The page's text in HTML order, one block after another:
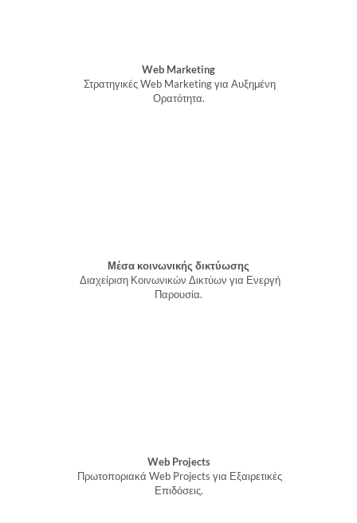
Web Marketing
Στρατηγικές Web Marketing για Αυξημένη
Ορατότητα.
Μέσα κοινωνικής δικτύωσης
Διαχείριση Κοινωνικών Δικτύων για Ενεργή
Παρουσία.
Web Projects
Πρωτοποριακά Web Projects για Εξαιρετικές
Επιδόσεις.